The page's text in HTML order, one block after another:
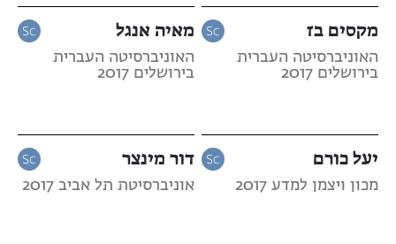
מקסים בז
האוניברסיטה העברית
בירושלים 2017
מאיה אנגל
האוניברסיטה העברית
בירושלים 2017
יעל כורם
מכון ויצמן למדע 2017
דור מינצר
אוניברסיטת תל אביב 2017